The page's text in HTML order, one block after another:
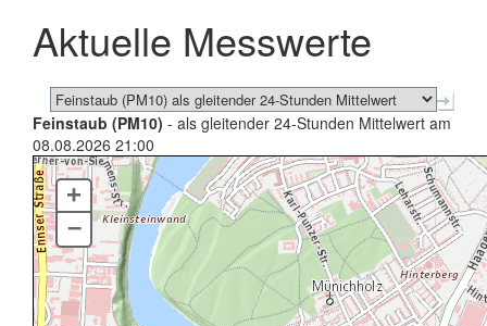
schließen
Aktuelle Messwerte
Feinstaub (PM10) - als gleitender 24-Stunden Mittelwert am
08.08.2026 21:00
+
–